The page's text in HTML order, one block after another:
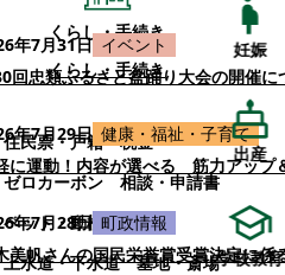
くらし・手続き
くらし・手続き
住民票・戸籍
税金
ゼロカーボン
相談・申請書
ペット・動植物
ごみ
上水道・下水道
墓地・斎場
年7月31日 イベント
回忠類ふるさと盆踊り大会の開催に
年7月29日 健康・福祉・子育て
に運動！内容が選べる 筋力アップ
年7月28日 町政情報
美帆さんの国民栄誉賞受賞決定に係
妊娠
出産
学校教育